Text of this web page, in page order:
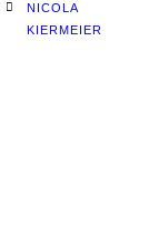
NICOLA
KIERMEIER